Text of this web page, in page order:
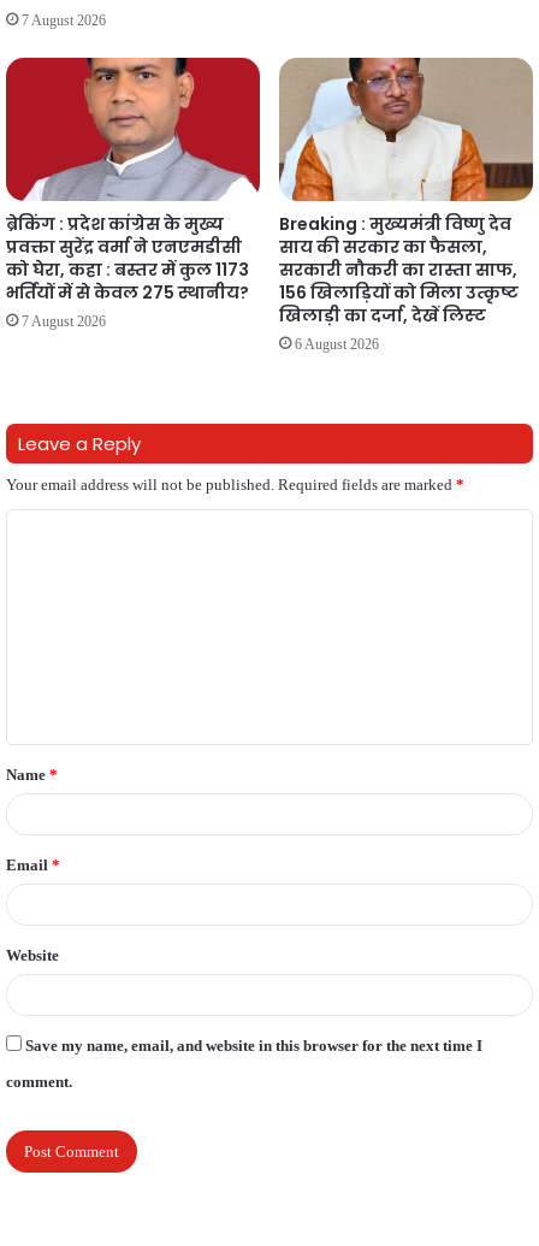
7 August 2026
ब्रेकिंग : प्रदेश कांग्रेस के मुख्य
प्रवक्ता सुरेंद्र वर्मा ने एनएमडीसी
को घेरा, कहा : बस्तर में कुल 1173
भर्तियों में से केवल 275 स्थानीय?
7 August 2026
Breaking : मुख्यमंत्री विष्णु देव
साय की सरकार का फैसला,
सरकारी नौकरी का रास्ता साफ,
156 खिलाड़ियों को मिला उत्कृष्ट
खिलाड़ी का दर्जा, देखें लिस्‍ट
6 August 2026
Leave a Reply
Your email address will not be published. Required fields are marked *
t
*
Name *
Email *
Website
Save my name, email, and website in this browser for the next time I
comment.